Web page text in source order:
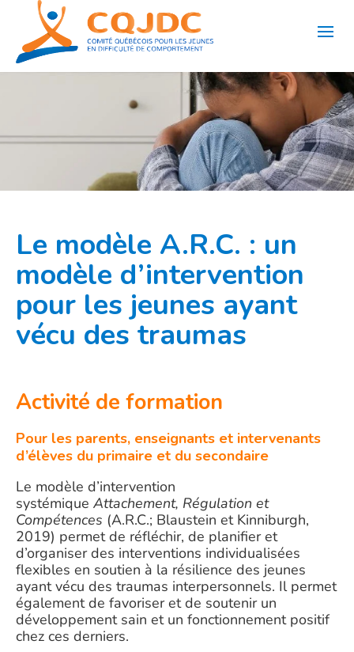
contenu
Le modèle A.R.C. : un
modèle d’intervention
pour les jeunes ayant
vécu des traumas
Activité de formation
Pour les parents, enseignants et intervenants
d’élèves du primaire et du secondaire
Le modèle d’intervention
systémique Attachement, Régulation et
Compétences (A.R.C.; Blaustein et Kinniburgh,
2019) permet de réfléchir, de planifier et
d’organiser des interventions individualisées
flexibles en soutien à la résilience des jeunes
ayant vécu des traumas interpersonnels. Il permet
également de favoriser et de soutenir un
développement sain et un fonctionnement positif
chez ces derniers.